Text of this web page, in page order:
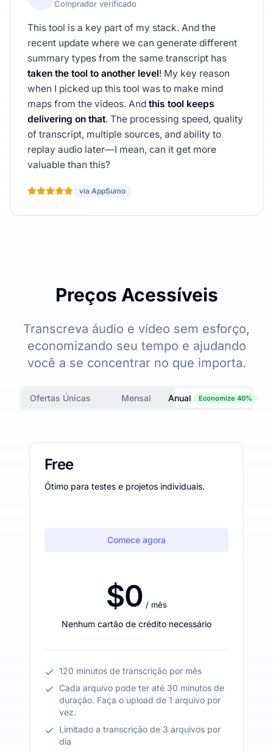
Comprador verificado
This tool is a key part of my stack. And the
recent update where we can generate different
summary types from the same transcript has
taken the tool to another level! My key reason
when I picked up this tool was to make mind
maps from the videos. And this tool keeps
delivering on that. The processing speed, quality
of transcript, multiple sources, and ability to
replay audio later—I mean, can it get more
valuable than this?
via AppSumo
Preços Acessíveis
Transcreva áudio e vídeo sem esforço,
economizando seu tempo e ajudando
você a se concentrar no que importa.
Ofertas Únicas Mensal Anual Economize 40%
Free
Ótimo para testes e projetos individuais.
Comece agora
$0 / mês
Nenhum cartão de crédito necessário
120 minutos de transcrição por mês
Cada arquivo pode ter até 30 minutos de
duração. Faça o upload de 1 arquivo por
vez.
Limitado a transcrição de 3 arquivos por
dia